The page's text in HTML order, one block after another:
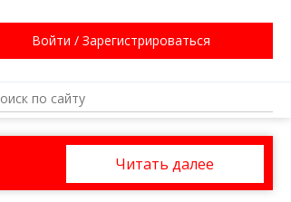
Войти / Зарегистрироваться
Читать далее